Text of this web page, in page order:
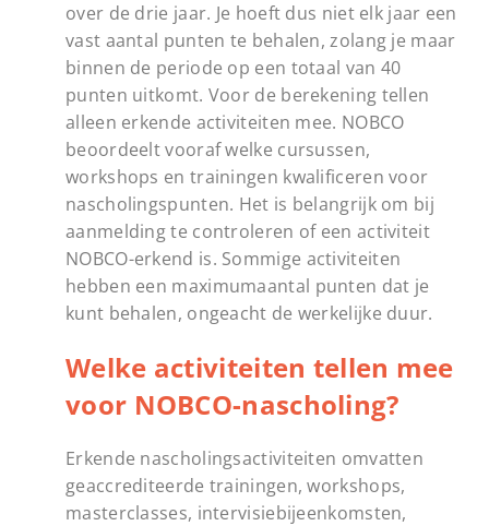
over de drie jaar. Je hoeft dus niet elk jaar een
vast aantal punten te behalen, zolang je maar
binnen de periode op een totaal van 40
punten uitkomt. Voor de berekening tellen
alleen erkende activiteiten mee. NOBCO
beoordeelt vooraf welke cursussen,
workshops en trainingen kwalificeren voor
nascholingspunten. Het is belangrijk om bij
aanmelding te controleren of een activiteit
NOBCO-erkend is. Sommige activiteiten
hebben een maximumaantal punten dat je
kunt behalen, ongeacht de werkelijke duur.
Welke activiteiten tellen mee
voor NOBCO-nascholing?
Erkende nascholingsactiviteiten omvatten
geaccrediteerde trainingen, workshops,
masterclasses, intervisiebijeenkomsten,